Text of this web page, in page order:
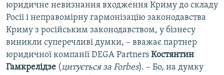
юридичне невизнання входження Криму до складу
Росії і неправомірну гармонізацію законодавства
Криму з російським законодавством, у бізнесу
виникли суперечливі думки, – вважає партнер
юридичної компанії DEGA Partners Костянтин
Гамкрелідзе (цитується за Forbes). – Бо, на думку